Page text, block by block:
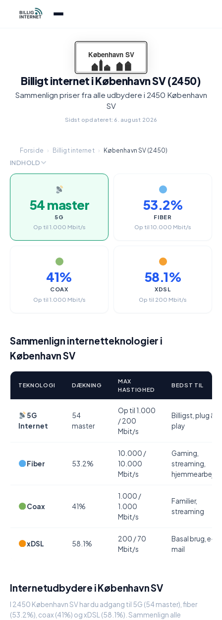
Billigt internet i København SV (2450)
Sammenlign priser fra alle udbydere i 2450 København
SV
Sidst opdateret: 6. august 2026
Forside › Billigt internet › København SV (2450)
INDHOLD
54 master
5G
Op til 1.000 Mbit/s
53.2%
FIBER
Op til 10.000 Mbit/s
41%
COAX
Op til 1.000 Mbit/s
58.1%
XDSL
Op til 200 Mbit/s
Sammenlign internetteknologier i
København SV
TEKNOLOGI DÆKNING
MAX
HASTIGHED
BEDST TIL
5G
Internet
54
master
Op til 1.000
/ 200
Mbit/s
Billigst, plug &
play
Fiber 53.2%
10.000 /
10.000
Mbit/s
Gaming,
streaming,
hjemmearbejde
Coax 41%
1.000 /
1.000
Mbit/s
Familier,
streaming
xDSL 58.1%
200 / 70
Mbit/s
Basal brug, e-
mail
Internetudbydere i København SV
I 2450 København SV har du adgang til 5G (54 master), fiber
(53.2%), coax (41%) og xDSL (58.1%). Sammenlign alle